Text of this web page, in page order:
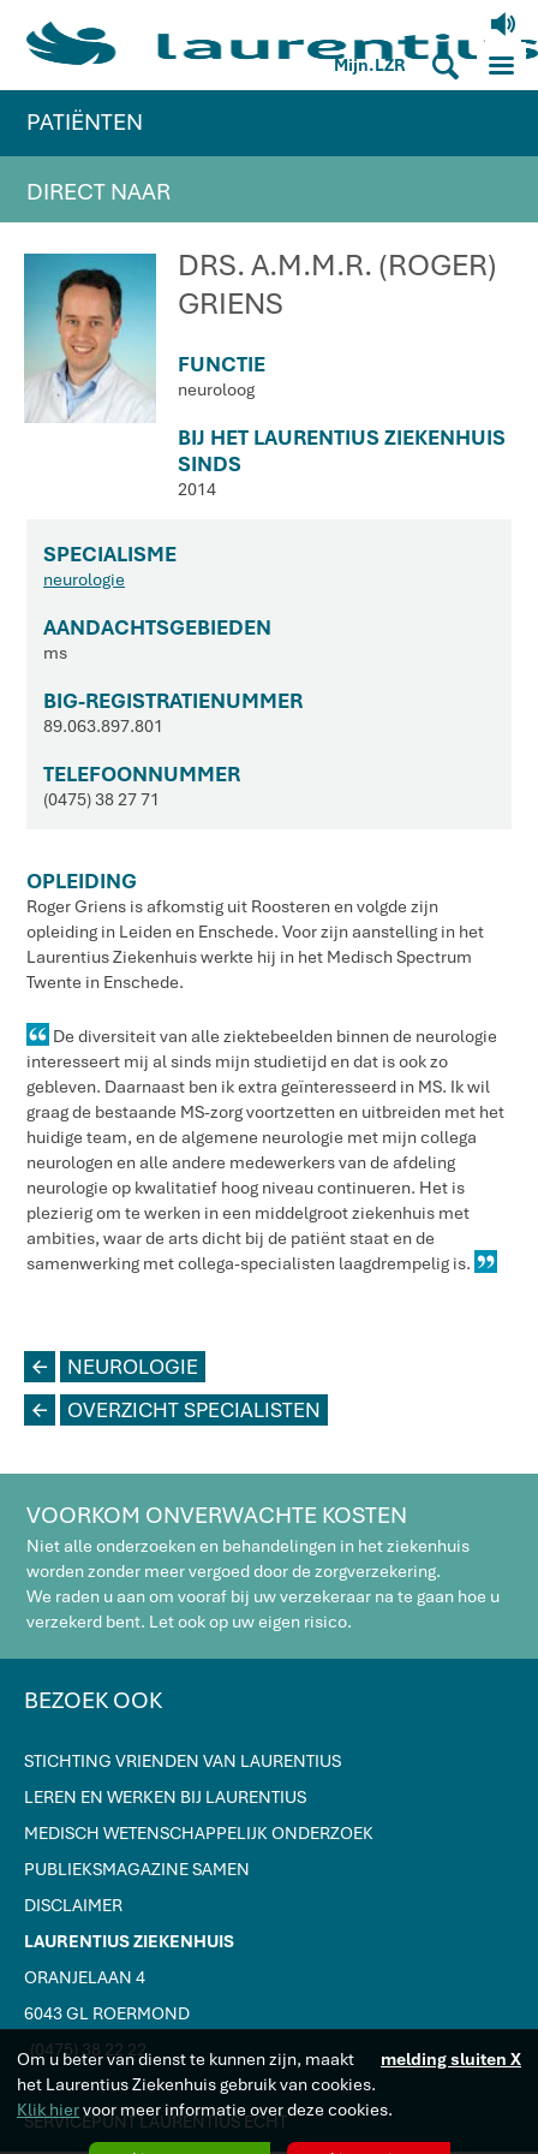
V
Mijn.LZR S M
PATIËNTEN
DIRECT NAAR
DRS. A.M.M.R. (ROGER)
GRIENS
FUNCTIE
neuroloog
BIJ HET LAURENTIUS ZIEKENHUIS
SINDS
2014
SPECIALISME
neurologie
AANDACHTSGEBIEDEN
ms
BIG-REGISTRATIENUMMER
89.063.897.801
TELEFOONNUMMER
(0475) 38 27 71
OPLEIDING
Roger Griens is afkomstig uit Roosteren en volgde zijn
opleiding in Leiden en Enschede. Voor zijn aanstelling in het
Laurentius Ziekenhuis werkte hij in het Medisch Spectrum
Twente in Enschede.
De diversiteit van alle ziektebeelden binnen de neurologie
interesseert mij al sinds mijn studietijd en dat is ook zo
gebleven. Daarnaast ben ik extra geïnteresseerd in MS. Ik wil
graag de bestaande MS-zorg voortzetten en uitbreiden met het
huidige team, en de algemene neurologie met mijn collega
neurologen en alle andere medewerkers van de afdeling
neurologie op kwalitatief hoog niveau continueren. Het is
plezierig om te werken in een middelgroot ziekenhuis met
ambities, waar de arts dicht bij de patiënt staat en de
samenwerking met collega-specialisten laagdrempelig is.
L NEUROLOGIE
L OVERZICHT SPECIALISTEN
VOORKOM ONVERWACHTE KOSTEN
Niet alle onderzoeken en behandelingen in het ziekenhuis
worden zonder meer vergoed door de zorgverzekering.
We raden u aan om vooraf bij uw verzekeraar na te gaan hoe u
verzekerd bent. Let ook op uw eigen risico.
BEZOEK OOK
STICHTING VRIENDEN VAN LAURENTIUS
LEREN EN WERKEN BIJ LAURENTIUS
MEDISCH WETENSCHAPPELIJK ONDERZOEK
PUBLIEKSMAGAZINE SAMEN
DISCLAIMER
LAURENTIUS ZIEKENHUIS
ORANJELAAN 4
6043 GL ROERMOND
J(0475) 38 22 22
SERVICEPUNT LAURENTIUS ECHT
melding sluiten X
Om u beter van dienst te kunnen zijn, maakt
het Laurentius Ziekenhuis gebruik van cookies.
Klik hiervoor meer informatie over deze cookies.